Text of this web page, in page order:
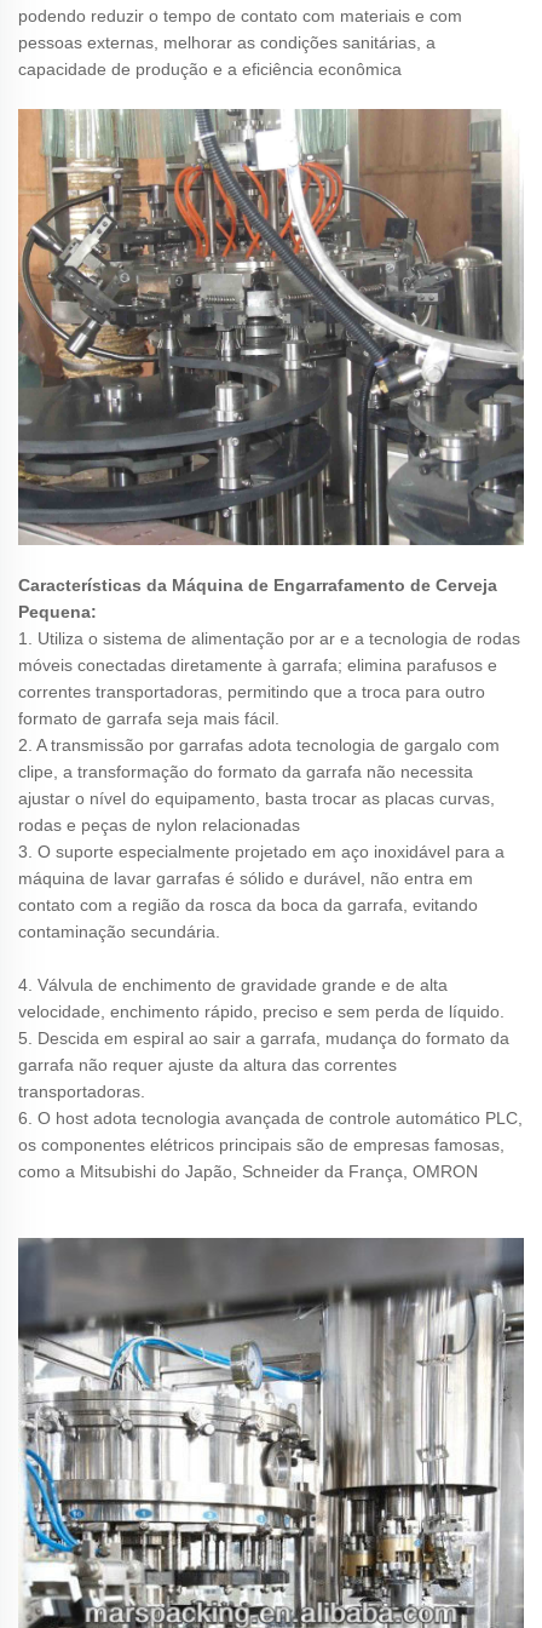
podendo reduzir o tempo de contato com materiais e com
pessoas externas, melhorar as condições sanitárias, a
capacidade de produção e a eficiência econômica
Características da Máquina de Engarrafamento de Cerveja
Pequena:
1. Utiliza o sistema de alimentação por ar e a tecnologia de rodas
móveis conectadas diretamente à garrafa; elimina parafusos e
correntes transportadoras, permitindo que a troca para outro
formato de garrafa seja mais fácil.
2. A transmissão por garrafas adota tecnologia de gargalo com
clipe, a transformação do formato da garrafa não necessita
ajustar o nível do equipamento, basta trocar as placas curvas,
rodas e peças de nylon relacionadas
3. O suporte especialmente projetado em aço inoxidável para a
máquina de lavar garrafas é sólido e durável, não entra em
contato com a região da rosca da boca da garrafa, evitando
contaminação secundária.
4. Válvula de enchimento de gravidade grande e de alta
velocidade, enchimento rápido, preciso e sem perda de líquido.
5. Descida em espiral ao sair a garrafa, mudança do formato da
garrafa não requer ajuste da altura das correntes
transportadoras.
6. O host adota tecnologia avançada de controle automático PLC,
os componentes elétricos principais são de empresas famosas,
como a Mitsubishi do Japão, Schneider da França, OMRON